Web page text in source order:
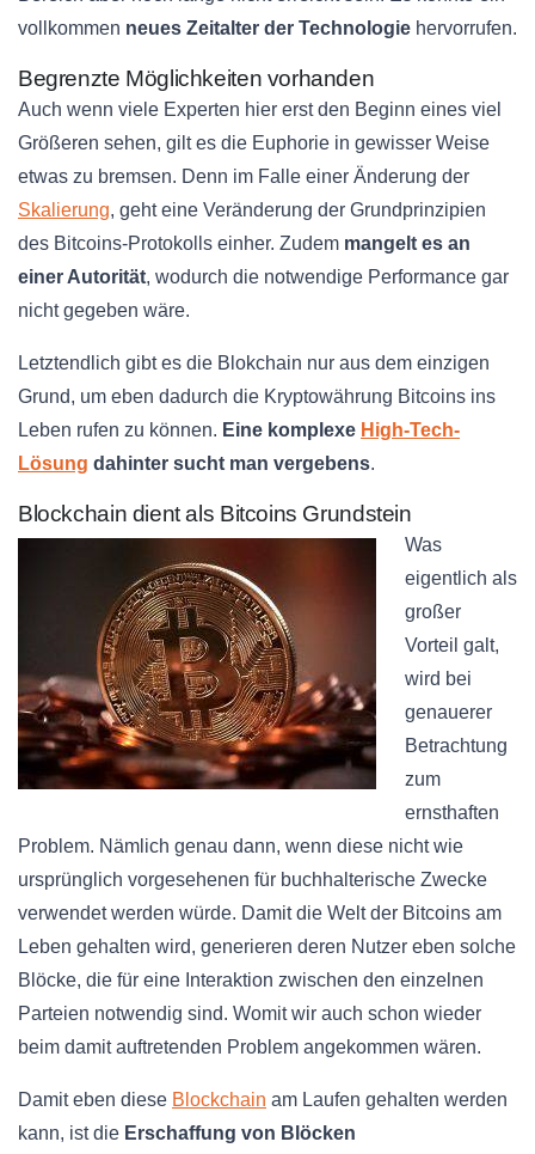
vollkommen neues Zeitalter der Technologie hervorrufen.
Begrenzte Möglichkeiten vorhanden
Auch wenn viele Experten hier erst den Beginn eines viel
Größeren sehen, gilt es die Euphorie in gewisser Weise
etwas zu bremsen. Denn im Falle einer Änderung der
Skalierung, geht eine Veränderung der Grundprinzipien
des Bitcoins-Protokolls einher. Zudem mangelt es an
einer Autorität, wodurch die notwendige Performance gar
nicht gegeben wäre.
Letztendlich gibt es die Blokchain nur aus dem einzigen
Grund, um eben dadurch die Kryptowährung Bitcoins ins
Leben rufen zu können. Eine komplexe High-Tech-
Lösung dahinter sucht man vergebens.
Blockchain dient als Bitcoins Grundstein
Was
eigentlich als
großer
Vorteil galt,
wird bei
genauerer
Betrachtung
zum
ernsthaften
Problem. Nämlich genau dann, wenn diese nicht wie
ursprünglich vorgesehenen für buchhalterische Zwecke
verwendet werden würde. Damit die Welt der Bitcoins am
Leben gehalten wird, generieren deren Nutzer eben solche
Blöcke, die für eine Interaktion zwischen den einzelnen
Parteien notwendig sind. Womit wir auch schon wieder
beim damit auftretenden Problem angekommen wären.
Damit eben diese Blockchain am Laufen gehalten werden
kann, ist die Erschaffung von Blöcken